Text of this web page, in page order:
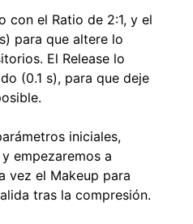
con el Ratio de 2:1, y el
para que altere lo
El Release lo
(0.1 s), para que deje
iniciales,
empezaremos a
vez el Makeup para
tras la compresión.